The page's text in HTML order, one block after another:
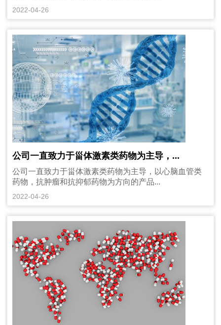
2022-04-26
公司一直致力于甾体激素类药物为主导，...
公司一直致力于甾体激素类药物为主导，以心脑血管类
药物，抗肿瘤和抗抑郁药物为方向的产品...
2022-04-26